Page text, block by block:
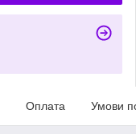
Оплата Умови